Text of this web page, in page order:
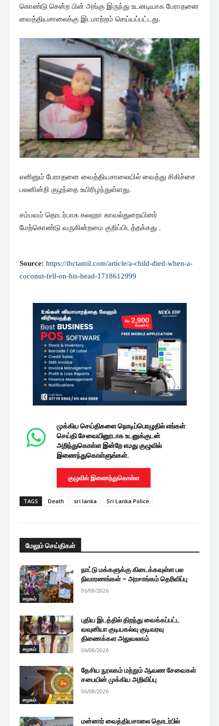
கொண்டு சென்ற பின் அங்கு இருந்து உடனடியாக பேராதனை
வைத்தியசாலைக்கு இடமாற்றம் செய்யப்பட்டது.
எனினும் பேராதனை வைத்தியசாலையில் வைத்து சிகிச்சை
பலனின்றி குழந்தை உயிரிழந்துள்ளது.
சம்பவம் தொடர்பாக கலஹா காவல்துறையினர்
மேற்கொண்டு வருகின்றமை குறிப்பிடத்தக்கது .
Source: https://ibctamil.com/article/a-child-died-when-a-
coconut-fell-on-his-head-1718612999
முக்கிய செய்திகளை நொடிப்பொழுதில் எங்கள்
செய்தி சேவையினூடாக உடனுக்குடன்
அறிந்துகொள்ள இன்றே எமது குழுவில்
இணைந்துகொள்ளுங்கள்.
குழுவில் இணைந்துகொள்ள
TAGS Death sri lanka Sri Lanka Police
மேலும் செய்திகள்
சமூகம்
நாட்டு மக்களுக்கு கிடைக்கவுள்ள பல
நிவாரணங்கள் – அரசாங்கம் தெரிவிப்பு
06/08/2026
சமூகம்
புதிய இடத்தில் திறந்து வைக்கப்பட்ட
வவுனியா குடியகல்வு குடிவரவு
திணைக்கள அலுவலகம்
06/08/2026
சமூகம்
தேசிய நூலகம் மற்றும் ஆவண சேவைகள்
சபையின் முக்கிய அறிவிப்பு
06/08/2026
மன்னார் வைத்தியசாலை தொடர்பில்